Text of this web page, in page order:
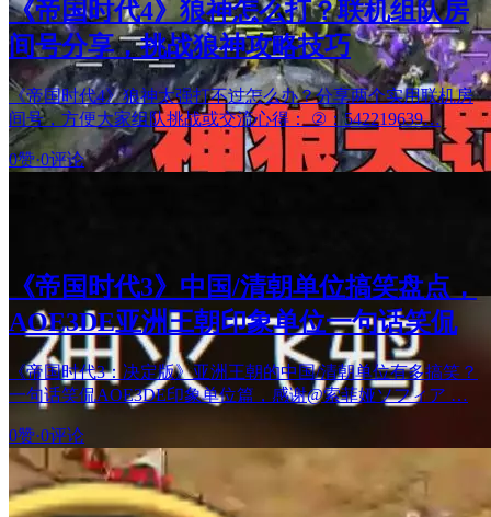
《帝国时代4》狼神怎么打？联机组队房
间号分享，挑战狼神攻略技巧
《帝国时代4》狼神太强打不过怎么办？分享两个实用联机房
间号，方便大家组队挑战或交流心得： ②：542219639…
0赞·0评论
《帝国时代3》中国/清朝单位搞笑盘点，
AOE3DE亚洲王朝印象单位一句话笑侃
《帝国时代3：决定版》亚洲王朝的中国/清朝单位有多搞笑？
一句话笑侃AOE3DE印象单位篇，感谢@索菲娅ソフィア …
0赞·0评论